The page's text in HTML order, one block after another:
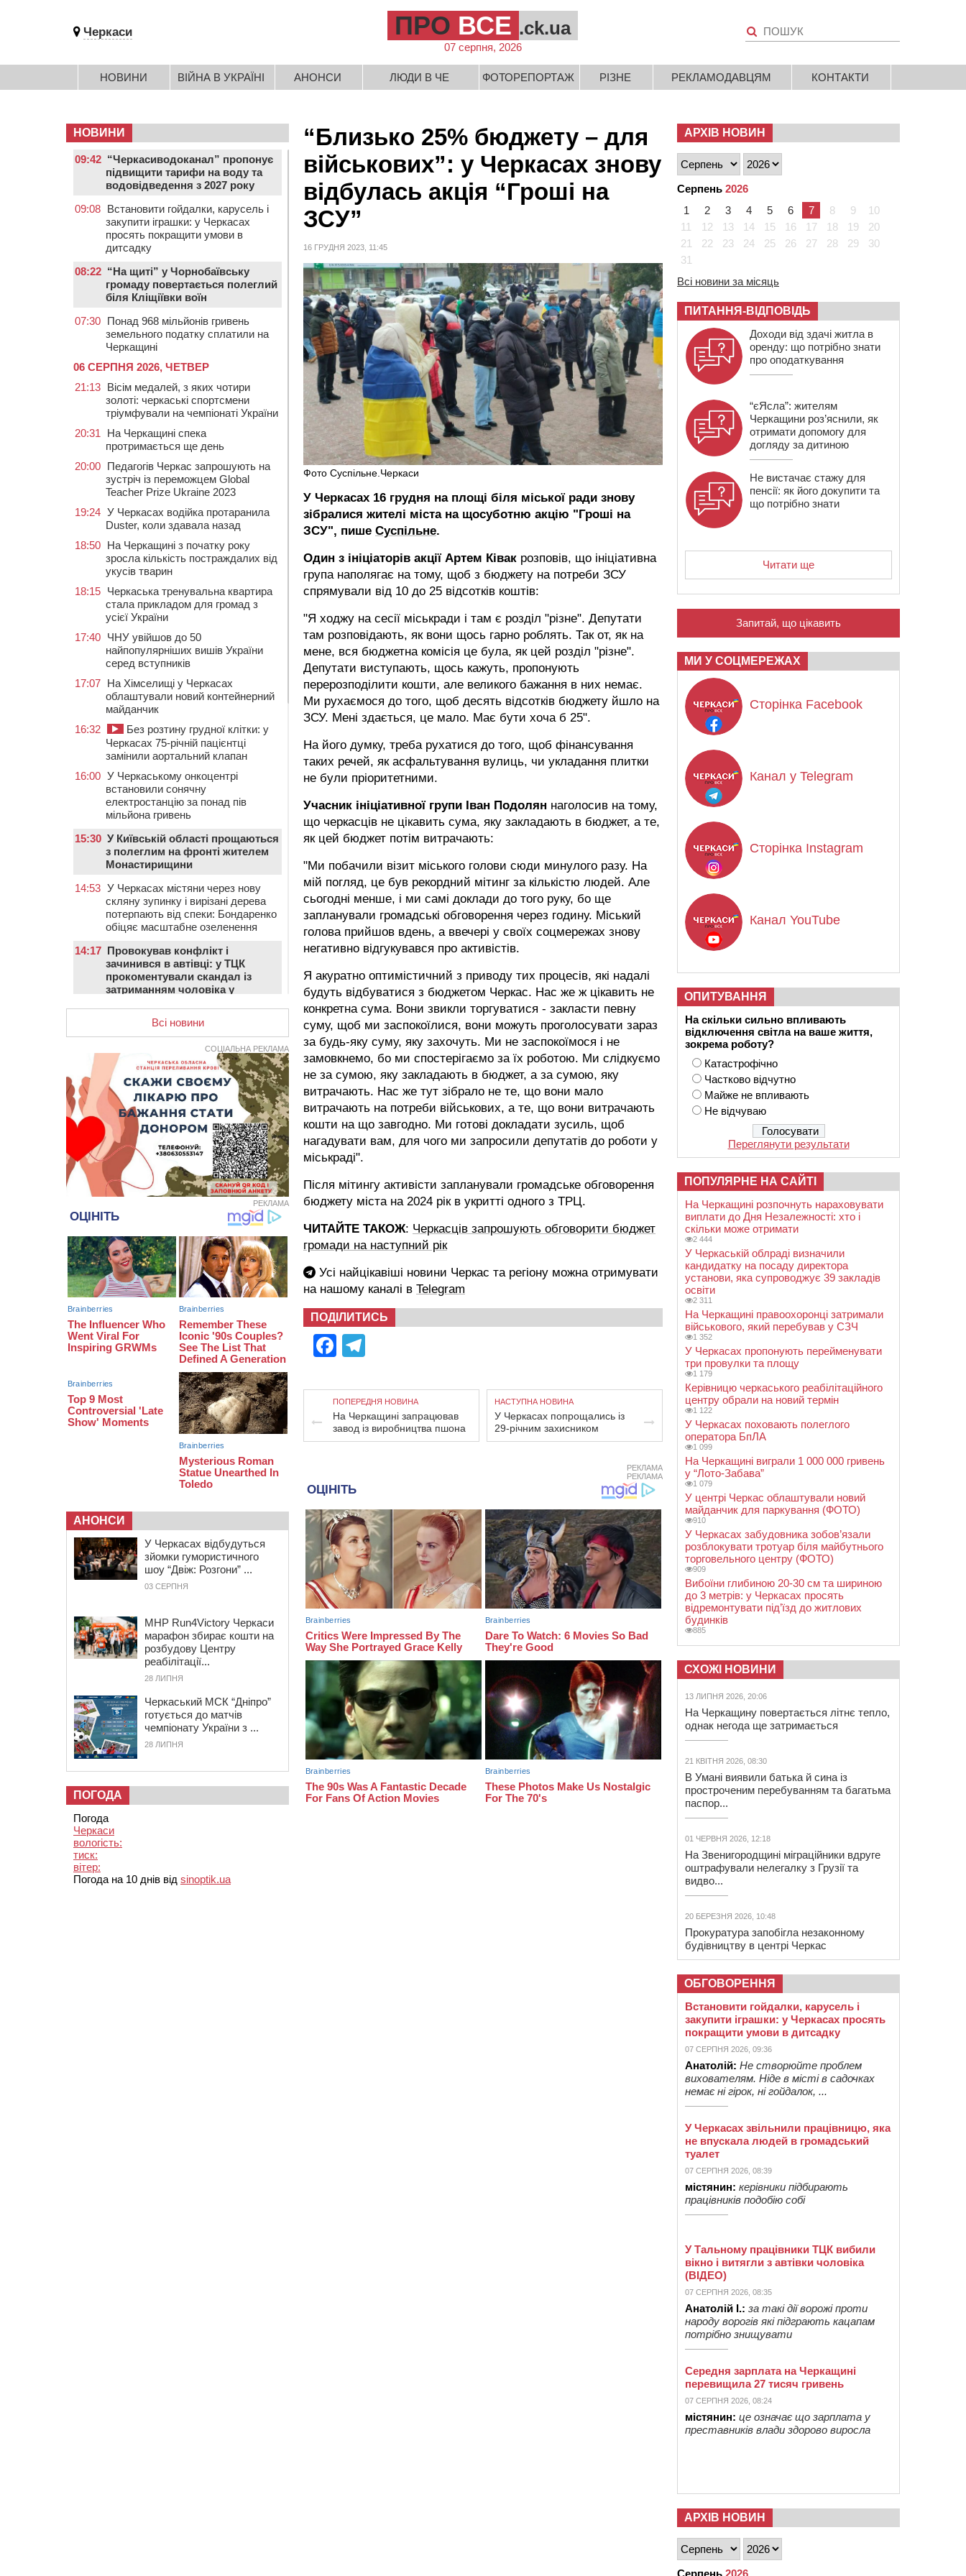
Черкаси ПРО ВСЕ .ck.ua
07 серпня, 2026
НОВИНИ ВІЙНА В УКРАЇНІ АНОНСИ ЛЮДИ В ЧЕ ФОТОРЕПОРТАЖ РІЗНЕ РЕКЛАМОДАВЦЯМ КОНТАКТИ
“Близько 25% бюджету – для
військових”: у Черкасах знову
відбулась акція “Гроші на
ЗСУ”
16 ГРУДНЯ 2023, 11:45
Фото Суспільне.Черкаси
У Черкасах 16 грудня на площі біля міської ради знову
зібралися жителі міста на щосуботню акцію "Гроші на
ЗСУ", пише Суспільне.
Один з ініціаторів акції Артем Ківак розповів, що ініціативна
група наполягає на тому, щоб з бюджету на потреби ЗСУ
спрямували від 10 до 25 відсотків коштів:
"Я ходжу на сесії міськради і там є розділ "різне". Депутати
там розповідають, як вони щось гарно роблять. Так от, як на
мене, вся бюджетна комісія це була, як цей розділ "різне".
Депутати виступають, щось кажуть, пропонують
перерозподілити кошти, але великого бажання в них немає.
Ми рухаємося до того, щоб десять відсотків бюджету йшло на
ЗСУ. Мені здається, це мало. Має бути хоча б 25".
На його думку, треба рухатися до того, щоб фінансування
таких речей, як асфальтування вулиць, чи укладання плитки
не були пріоритетними.
Учасник ініціативної групи Іван Подолян наголосив на тому,
що черкасців не цікавить сума, яку закладають в бюджет, а те,
як цей бюджет потім витрачають:
"Ми побачили візит міського голови сюди минулого разу. На
мій погляд, це був рекордний мітинг за кількістю людей. Але
сьогодні менше, і ми самі доклади до того руку, бо ще
запланували громадські обговорення через годину. Міський
голова прийшов вдень, а ввечері у своїх соцмережах знову
негативно відгукувався про активістів.
Я акуратно оптимістичний з приводу тих процесів, які надалі
будуть відбуватися з бюджетом Черкас. Нас же ж цікавить не
конкретна сума. Вони звикли торгуватися - закласти певну
суму, щоб ми заспокоїлися, вони можуть проголосувати зараз
за будь-яку суму, яку захочуть. Ми не заспокоїмося і не
замовкнемо, бо ми спостерігаємо за їх роботою. Ми слідкуємо
не за сумою, яку закладають в бюджет, а за сумою, яку
витрачають. Нас же тут зібрало не те, що вони мало
витрачають на потреби військових, а те, що вони витрачають
кошти на що завгодно. Ми готові докладати зусиль, щоб
нагадувати вам, для чого ми запросили депутатів до роботи у
міськраді".
Після мітингу активісти запланували громадське обговорення
бюджету міста на 2024 рік в укритті одного з ТРЦ.
ЧИТАЙТЕ ТАКОЖ: Черкасців запрошують обговорити бюджет
громади на наступний рік
Усі найцікавіші новини Черкас та регіону можна отримувати
на нашому каналі в Telegram
ПОДІЛИТИСЬ
Facebook
ПОПЕРЕДНЯ НОВИНА
На Черкащині запрацював
завод із виробництва пшона
НАСТУПНА НОВИНА
У Черкасах попрощались із
29-річним захисником
РЕКЛАМА
РЕКЛАМА
НОВИНИ
09:42 “Черкасиводоканал” пропонує
підвищити тарифи на воду та
водовідведення з 2027 року
09:08 Встановити гойдалки, карусель і
закупити іграшки: у Черкасах
просять покращити умови в
дитсадку
08:22 “На щиті” у Чорнобаївську
громаду повертається полеглий
біля Кліщіївки воїн
07:30 Понад 968 мільйонів гривень
земельного податку сплатили на
Черкащині
06 СЕРПНЯ 2026, ЧЕТВЕР
21:13 Вісім медалей, з яких чотири
золоті: черкаські спортсмени
тріумфували на чемпіонаті України
20:31
На Черкащині спека
протримається ще день
20:00 Педагогів Черкас запрошують на
зустріч із переможцем Global
Teacher Prize Ukraine 2023
19:24 У Черкасах водійка протаранила
Duster, коли здавала назад
18:50 На Черкащині з початку року
зросла кількість постраждалих від
укусів тварин
18:15 Черкаська тренувальна квартира
стала прикладом для громад з
усієї України
17:40 ЧНУ увійшов до 50
найпопулярніших вишів України
серед вступників
17:07 На Хімселищі у Черкасах
облаштували новий контейнерний
майданчик
16:32
Без розтину грудної клітки: у
Черкасах 75-річній пацієнтці
замінили аортальний клапан
16:00 У Черкаському онкоцентрі
встановили сонячну
електростанцію за понад пів
мільйона гривень
15:30 У Київській області прощаються
з полеглим на фронті жителем
Монастирищини
14:53 У Черкасах містяни через нову
скляну зупинку і вирізані дерева
потерпають від спеки: Бондаренко
обіцяє масштабне озеленення
14:17 Провокував конфлікт і
зачинився в автівці: у ТЦК
прокоментували скандал із
затриманням чоловіка у
У Тальному працівники ТЦК
вибили вікно і витягли з автівки
чоловіка (ВІДЕО)
13:27
На Звенигородщині чоловік до
смерті побив 82-річного
односельця
12:57
У Черкасах СБУ викрила
прокремлівську агітаторку, яка
закликала до захоплення
України
12:50
“Як сказати дитині, що тато
Черкащини запускають серію
12:14 На Золотоніщині вже десяту
добу гасять пожежу торфу
11:35 Від 80 гривень за кілограм: в
Україні прогнозують стрибок цін на
10:56 Захисника зі Звенигородщини,
який обороняв Авдіївку,
нагородили “Комбатантським
10:10 На Черкащині п’яний мотоцикліст
зіткнувся з мопедом: двоє людей у
лікарні
Всі новини
СОЦІАЛЬНА РЕКЛАМА
РЕКЛАМА
АНОНСИ
У Черкасах відбудуться
зйомки гумористичного
шоу “Двіж: Розгони” ...
03 СЕРПНЯ
MHP Run4Victory Черкаси
марафон збирає кошти на
розбудову Центру
реабілітації...
28 ЛИПНЯ
Черкаський МСК “Дніпро”
готується до матчів
чемпіонату України з ...
28 ЛИПНЯ
ПОГОДА
Погода
Черкаси
вологість:
тиск:
вітер:
Погода на 10 днів від sinoptik.ua
АРХІВ НОВИН
Серпень 2026
1
2 3 4 5 6 7 8 9
10
11
12 13 14 15 16 17 18 19
20
21
22 23 24 25 26 27 28 29
30
31
Всі новини за місяць
ПИТАННЯ-ВІДПОВІДЬ
Доходи від здачі житла в
оренду: що потрібно знати
про оподаткування
“єЯсла”: жителям
Черкащини роз’яснили, як
отримати допомогу для
догляду за дитиною
Не вистачає стажу для
пенсії: як його докупити та
що потрібно знати
Читати ще
Запитай, що цікавить
МИ У СОЦМЕРЕЖАХ
Сторінка Facebook
Канал у Telegram
Сторінка Instagram
Канал YouTube
ОПИТУВАННЯ
На скільки сильно впливають
відключення світла на ваше життя,
зокрема роботу?
Катастрофічно
Частково відчутно
Майже не впливають
Не відчуваю
Переглянути результати
ПОПУЛЯРНЕ НА САЙТІ
На Черкащині розпочнуть нараховувати
виплати до Дня Незалежності: хто і
скільки може отримати
2 444
У Черкаській облраді визначили
кандидатку на посаду директора
установи, яка супроводжує 39 закладів
освіти
2 311
На Черкащині правоохоронці затримали
військового, який перебував у СЗЧ
1 352
У Черкасах пропонують перейменувати
три провулки та площу
1 179
Керівницю черкаського реабілітаційного
центру обрали на новий термін
1 122
У Черкасах поховають полеглого
оператора БпЛА
1 099
На Черкащині виграли 1 000 000 гривень
у “Лото-Забава”
1 079
У центрі Черкас облаштували новий
майданчик для паркування (ФОТО)
910
У Черкасах забудовника зобов’язали
розблокувати тротуар біля майбутнього
торговельного центру (ФОТО)
909
Вибоїни глибиною 20-30 см та шириною
до 3 метрів: у Черкасах просять
відремонтувати під’їзд до житлових
будинків
885
СХОЖІ НОВИНИ
13 ЛИПНЯ 2026, 20:06
На Черкащину повертається літнє тепло,
однак негода ще затримається
21 КВІТНЯ 2026, 08:30
В Умані виявили батька й сина із
простроченим перебуванням та багатьма
паспор...
01 ЧЕРВНЯ 2026, 12:18
На Звенигородщині міграційники вдруге
оштрафували нелегалку з Грузії та
видво...
20 БЕРЕЗНЯ 2026, 10:48
Прокуратура запобігла незаконному
будівництву в центрі Черкас
ОБГОВОРЕННЯ
Встановити гойдалки, карусель і
закупити іграшки: у Черкасах просять
покращити умови в дитсадку
07 СЕРПНЯ 2026, 09:36
Анатолій: Не створюйте проблем
вихователям. Ніде в місті в садочках
немає ні гірок, ні гойдалок, ...
У Черкасах звільнили працівницю, яка
не впускала людей в громадський
туалет
07 СЕРПНЯ 2026, 08:39
містянин: керівники підбирають
працівників подобію собі
У Тальному працівники ТЦК вибили
вікно і витягли з автівки чоловіка
(ВІДЕО)
07 СЕРПНЯ 2026, 08:35
Анатолій І.: за такі дії ворожі проти
народу ворогів які підграють кацапам
потрібно знищувати
Середня зарплата на Черкащині
перевищила 27 тисяч гривень
07 СЕРПНЯ 2026, 08:24
містянин: це означає що зарплата у
преставників влади здорово виросла
АРХІВ НОВИН
Серпень 2026